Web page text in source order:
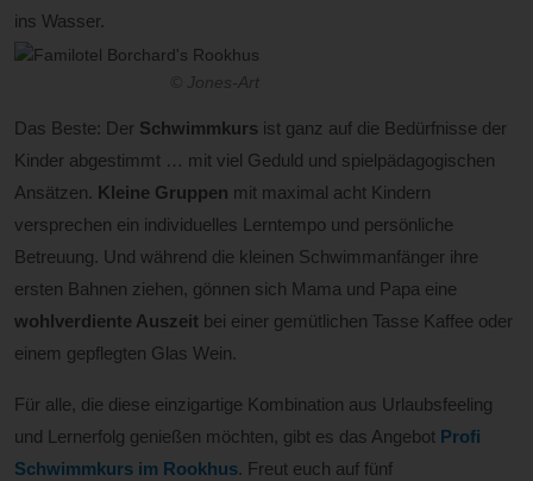
ins Wasser.
© Jones-Art
Das Beste: Der Schwimmkurs ist ganz auf die Bedürfnisse der
Kinder abgestimmt … mit viel Geduld und spielpädagogischen
Ansätzen. Kleine Gruppen mit maximal acht Kindern
versprechen ein individuelles Lerntempo und persönliche
Betreuung. Und während die kleinen Schwimmanfänger ihre
ersten Bahnen ziehen, gönnen sich Mama und Papa eine
wohlverdiente Auszeit bei einer gemütlichen Tasse Kaffee oder
einem gepflegten Glas Wein.
Für alle, die diese einzigartige Kombination aus Urlaubsfeeling
und Lernerfolg genießen möchten, gibt es das Angebot Profi
Schwimmkurs im Rookhus. Freut euch auf fünf